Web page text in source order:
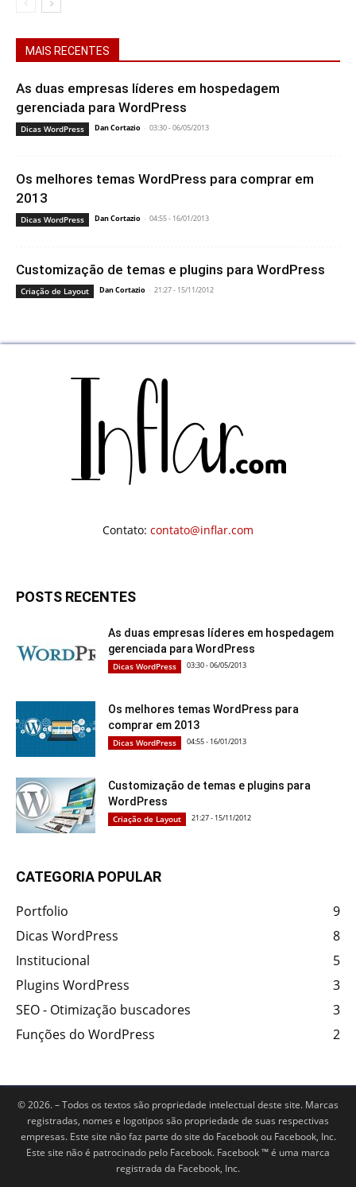
MAIS RECENTES
As duas empresas líderes em hospedagem
gerenciada para WordPress
Dicas WordPress Dan Cortazio - 03:30 - 06/05/2013
Os melhores temas WordPress para comprar em
2013
Dicas WordPress Dan Cortazio - 04:55 - 16/01/2013
Customização de temas e plugins para WordPress
Criação de Layout Dan Cortazio - 21:27 - 15/11/2012
Contato: contato@inflar.com
POSTS RECENTES
As duas empresas líderes em hospedagem
gerenciada para WordPress
Dicas WordPress 03:30 - 06/05/2013
Os melhores temas WordPress para
comprar em 2013
Dicas WordPress 04:55 - 16/01/2013
Customização de temas e plugins para
WordPress
Criação de Layout 21:27 - 15/11/2012
CATEGORIA POPULAR
Portfolio
9
Dicas WordPress
8
Institucional
5
Plugins WordPress
3
SEO - Otimização buscadores
3
Funções do WordPress
2
© 2026. – Todos os textos são propriedade intelectual deste site. Marcas
registradas, nomes e logotipos são propriedade de suas respectivas
empresas. Este site não faz parte do site do Facebook ou Facebook, Inc.
Este site não é patrocinado pelo Facebook. Facebook ™ é uma marca
registrada da Facebook, Inc.